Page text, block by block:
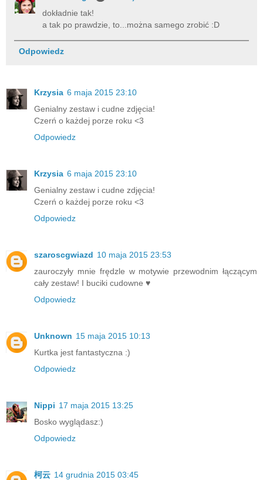
dokładnie tak!
a tak po prawdzie, to...można samego zrobić :D
Odpowiedz
Krzysia 6 maja 2015 23:10
Genialny zestaw i cudne zdjęcia!
Czerń o każdej porze roku <3
Odpowiedz
Krzysia 6 maja 2015 23:10
Genialny zestaw i cudne zdjęcia!
Czerń o każdej porze roku <3
Odpowiedz
szaroscgwiazd 10 maja 2015 23:53
zauroczyły mnie frędzle w motywie przewodnim łączącym
cały zestaw! I buciki cudowne ♥
Odpowiedz
Unknown 15 maja 2015 10:13
Kurtka jest fantastyczna :)
Odpowiedz
Nippi 17 maja 2015 13:25
Bosko wyglądasz:)
Odpowiedz
柯云 14 grudnia 2015 03:45